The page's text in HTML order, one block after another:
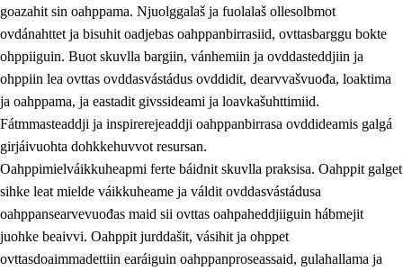
3. Skuvlla praksisa prinsihpat
Fátmmasteaddji oahppanbiras
3.2 Oahpaheapmi ja heivehuvvon oahpahus
3.3 Ovttasbargu ruovttu ja skuvlla gaskka
3.4 Oahpahus oahppofitnodagas ja bargoeallimis
3.5 Profešuvdnasearvevuohta ja skuvlaovdáneapmi
goazahit sin oahppama. Njuolggalaš ja fuolalaš ollesolbmot
ovdánahttet ja bisuhit oadjebas oahppanbirrasiid, ovttasbarggu bokte
ohppiiguin. Buot skuvlla bargiin, vánhemiin ja ovddasteddjiin ja
ohppiin lea ovttas ovddasvástádus ovddidit, dearvvašvuođa, loaktima
ja oahppama, ja eastadit givssideami ja loavkašuhttimiid.
Fátmmasteaddji ja inspirerejeaddji oahppanbirrasa ovddideamis galgá
girjáivuohta dohkkehuvvot resursan.
Oahppimielváikkuheapmi ferte báidnit skuvlla praksisa. Oahppit galget
sihke leat mielde váikkuheame ja váldit ovddasvástádusa
oahppansearvevuođas maid sii ovttas oahpaheddjiiguin hábmejit
juohke beaivvi. Oahppit jurddašit, vásihit ja ohppet
ovttasdoaimmadettiin earáiguin oahppanproseassaid, gulahallama ja